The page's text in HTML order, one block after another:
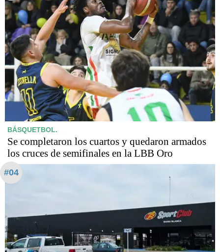
BÁSQUETBOL.
Se completaron los cuartos y quedaron armados
los cruces de semifinales en la LBB Oro
#04